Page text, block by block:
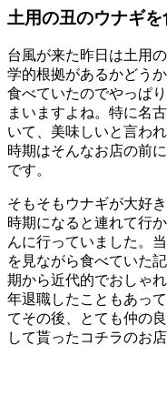
土用の丑のウナギ
台風が来た昨日は土用
学的根拠があるかどう
食べていたのでやっぱ
まいますよね。特に名
いて、美味しいと言わ
時期はそんなお店の前
です。
そもそもウナギが大好
時期になると連れて行
んに行っていました。
を見ながら食べていた
期から近代的でおしゃ
年退職したこともあっ
てその後、とても仲の
して貰ったコチラのお